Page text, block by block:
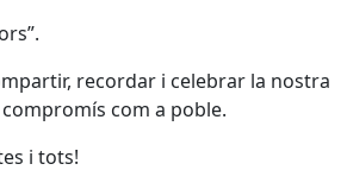
recordar i celebrar la nostra
com a poble.
i tots!